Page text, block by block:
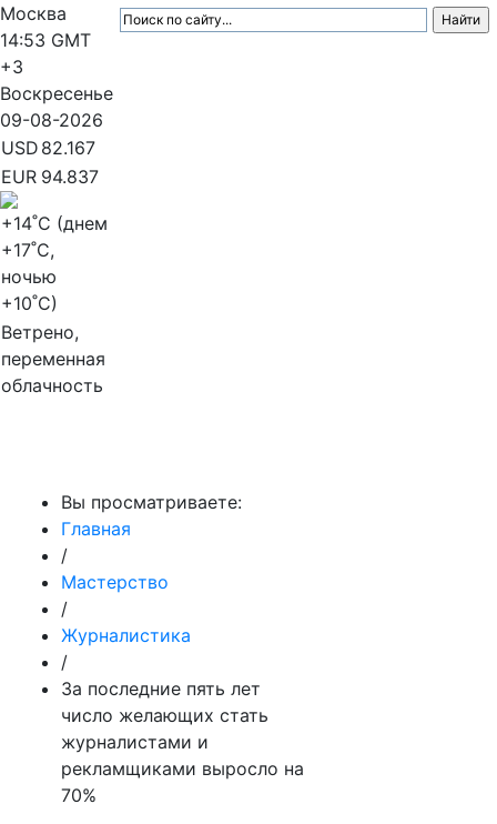
Москва
14:53 GMT
+3
Воскресенье
09-08-2026
USD 82.167
EUR 94.837
+14˚C (днем
+17˚C,
ночью
+10˚C)
Ветрено,
переменная
облачность
Вы просматриваете:
Главная
/
Мастерство
/
Журналистика
/
За последние пять лет
число желающих стать
журналистами и
рекламщиками выросло на
70%